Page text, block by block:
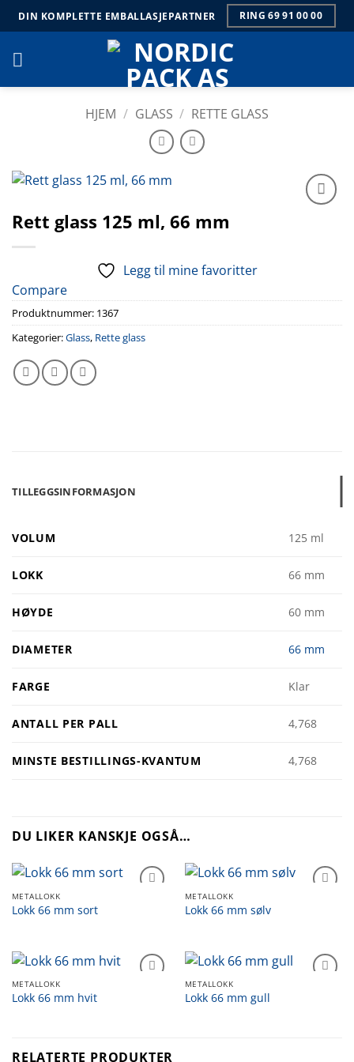
Skip
to
DIN KOMPLETTE EMBALLASJEPARTNER RING 69 91 00 00
HJEM / GLASS / RETTE GLASS
Rett glass 125 ml, 66 mm
Legg til mine favoritter
Compare
Produktnummer: 1367
Kategorier:Glass, Rette glass
TILLEGGSINFORMASJON
VOLUM 125 ml
LOKK 66 mm
HØYDE 60 mm
DIAMETER 66 mm
FARGE Klar
ANTALL PER PALL 4,768
MINSTE BESTILLINGS-KVANTUM 4,768
DU LIKER KANSKJE OGSÅ…
METALLOKK
Lokk 66 mm sort
METALLOKK
Lokk 66 mm sølv
METALLOKK
Lokk 66 mm hvit
METALLOKK
Lokk 66 mm gull
RELATERTE PRODUKTER